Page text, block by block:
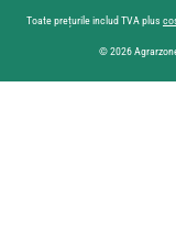
Toate prețurile includ TVA plus
© 2026